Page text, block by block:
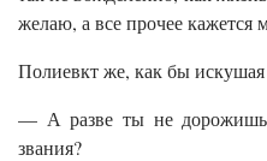
желаю, а все прочее
Полиевкт же, как бы искушая
— А разве ты не дорожишь
звания?